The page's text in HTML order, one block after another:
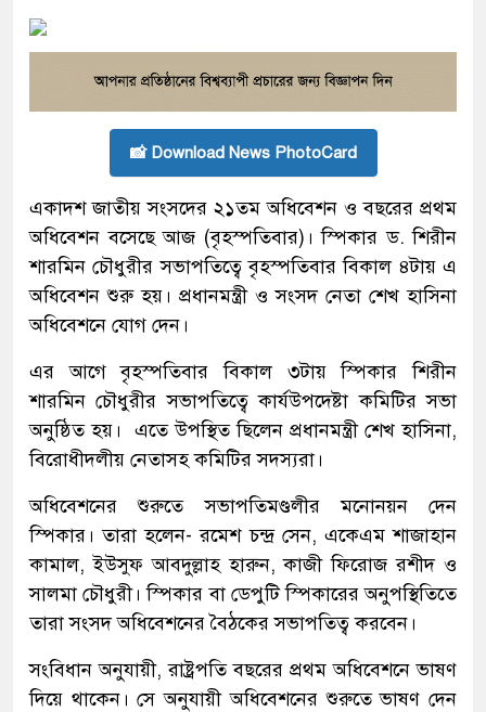
📸 Download News PhotoCard
একাদশ জাতীয় সংসদের ২১তম অধিবেশন ও বছরের প্রথম
অধিবেশন বসেছে আজ (বৃহস্পতিবার)। স্পিকার ড. শিরীন
শারমিন চৌধুরীর সভাপতিত্বে বৃহস্পতিবার বিকাল ৪টায় এ
অধিবেশন শুরু হয়। প্রধানমন্ত্রী ও সংসদ নেতা শেখ হাসিনা
অধিবেশনে যোগ দেন।
এর আগে বৃহস্পতিবার বিকাল ৩টায় স্পিকার শিরীন
শারমিন চৌধুরীর সভাপতিত্বে কার্যউপদেষ্টা কমিটির সভা
অনুষ্ঠিত হয়। এতে উপস্থিত ছিলেন প্রধানমন্ত্রী শেখ হাসিনা,
বিরোধীদলীয় নেতাসহ কমিটির সদস্যরা।
অধিবেশনের শুরুতে সভাপতিমণ্ডলীর মনোনয়ন দেন
স্পিকার। তারা হলেন- রমেশ চন্দ্র সেন, একেএম শাজাহান
কামাল, ইউসুফ আবদুল্লাহ হারুন, কাজী ফিরোজ রশীদ ও
সালমা চৌধুরী। স্পিকার বা ডেপুটি স্পিকারের অনুপস্থিতিতে
তারা সংসদ অধিবেশনের বৈঠকের সভাপতিত্ব করবেন।
সংবিধান অনুযায়ী, রাষ্ট্রপতি বছরের প্রথম অধিবেশনে ভাষণ
দিয়ে থাকেন। সে অনুযায়ী অধিবেশনের শুরুতে ভাষণ দেন